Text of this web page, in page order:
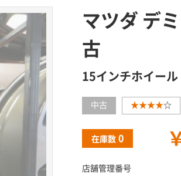
マツダ デ
古
15インチホイール
中古 ★★★★☆
在庫数 0
店舗管理番号